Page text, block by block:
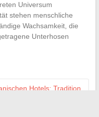
Universum
stehen menschliche
Wachsamkeit, die
Unterhosen
Hotels: Tradition